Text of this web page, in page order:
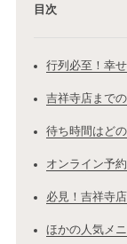
目次
行列必至！幸
吉祥寺店まで
待ち時間はど
オンライン予
必見！吉祥寺
ほかの人気メ